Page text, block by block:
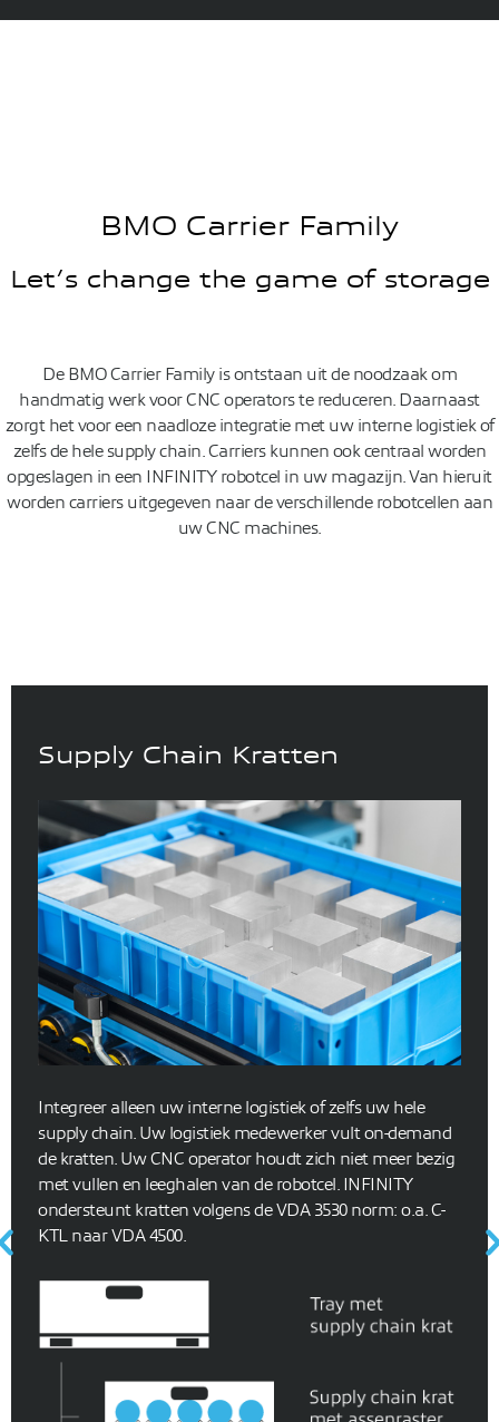
BMO Carrier Family
Let’s change the game of storage
De BMO Carrier Family is ontstaan uit de noodzaak om
handmatig werk voor CNC operators te reduceren. Daarnaast
zorgt het voor een naadloze integratie met uw interne logistiek of
zelfs de hele supply chain. Carriers kunnen ook centraal worden
opgeslagen in een INFINITY robotcel in uw magazijn. Van hieruit
worden carriers uitgegeven naar de verschillende robotcellen aan
uw CNC machines.
Pallets
Onmisbare carriers voor spanmiddelen of werkstukken.
.
.
.
.
.